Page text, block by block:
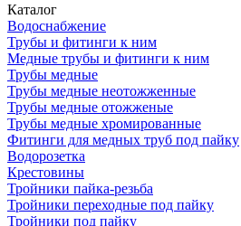
Каталог
Водоснабжение
Трубы и фитинги к ним
Медные трубы и фитинги к ним
Трубы медные
Трубы медные неотожженные
Трубы медные отожженые
Трубы медные хромированные
Фитинги для медных труб под пайку
Водорозетка
Крестовины
Тройники пайка-резьба
Тройники переходные под пайку
Тройники под пайку